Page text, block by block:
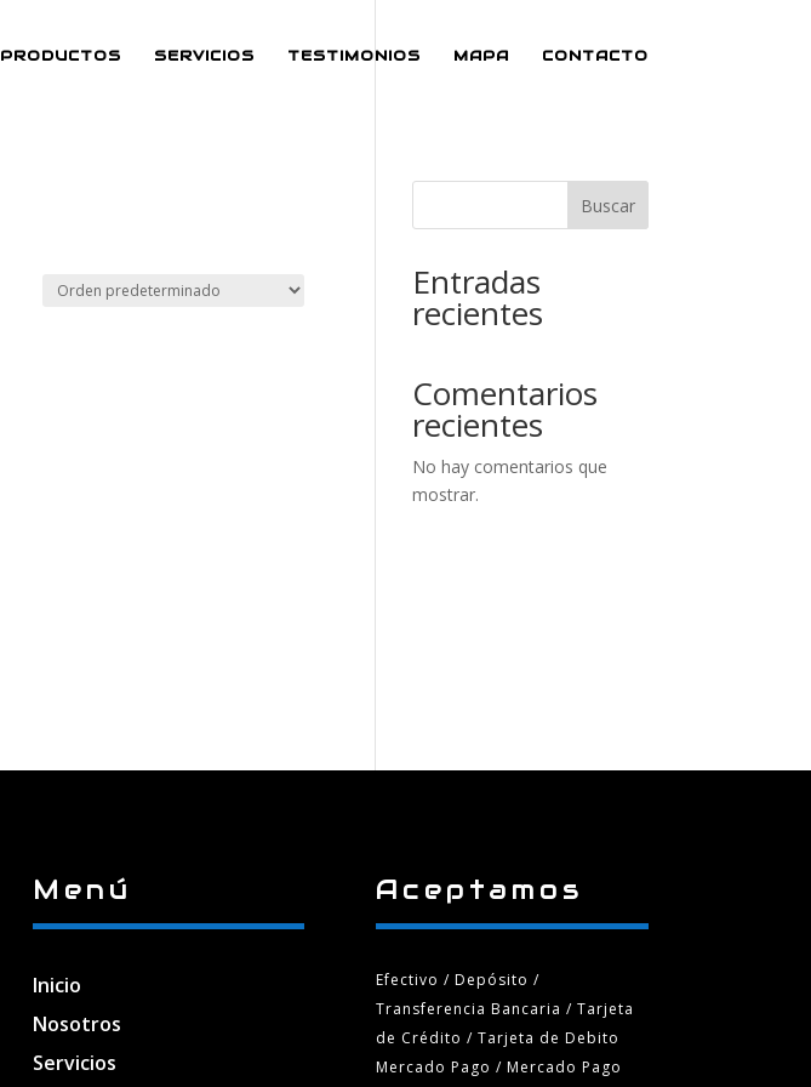
PRODUCTOS SERVICIOS TESTIMONIOS MAPA CONTACTO
Buscar
Entradas
recientes
Comentarios
recientes
No hay comentarios que
mostrar.
Menú
Inicio
Nosotros
Servicios
Aceptamos
Efectivo / Depósito /
Transferencia Bancaria/ Tarjeta
de Crédito / Tarjeta de Debito
Mercado Pago / Mercado Pago